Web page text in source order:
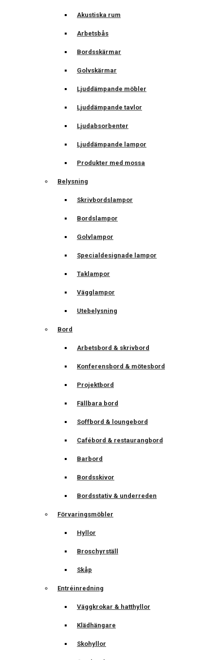
Akustiska rum
Arbetsbås
Bordsskärmar
Golvskärmar
Ljuddämpande möbler
Ljuddämpande tavlor
Ljudabsorbenter
Ljuddämpande lampor
Produkter med mossa
Belysning
Skrivbordslampor
Bordslampor
Golvlampor
Specialdesignade lampor
Taklampor
Vägglampor
Utebelysning
Bord
Arbetsbord & skrivbord
Konferensbord & mötesbord
Projektbord
Fällbara bord
Soffbord & loungebord
Cafébord & restaurangbord
Barbord
Bordsskivor
Bordsstativ & underreden
Förvaringsmöbler
Hyllor
Broschyrställ
Skåp
Entréinredning
Väggkrokar & hatthyllor
Klädhängare
Skohyllor